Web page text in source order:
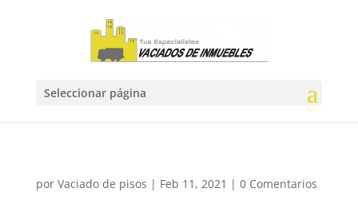
Seleccionar página
por Vaciado de pisos | Feb 11, 2021 | 0 Comentarios